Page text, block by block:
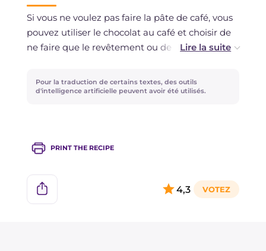
Si vous ne voulez pas faire la pâte de café, vous
pouvez utiliser le chocolat au café et choisir de
ne faire que le revêtement ou de le mélanger
nécessaire de faire moitié chocolat blanc et
moitié au café.
Pour la traduction de certains textes, des outils
d'intelligence artificielle peuvent avoir été utilisés.
PRINT THE RECIPE
4,3